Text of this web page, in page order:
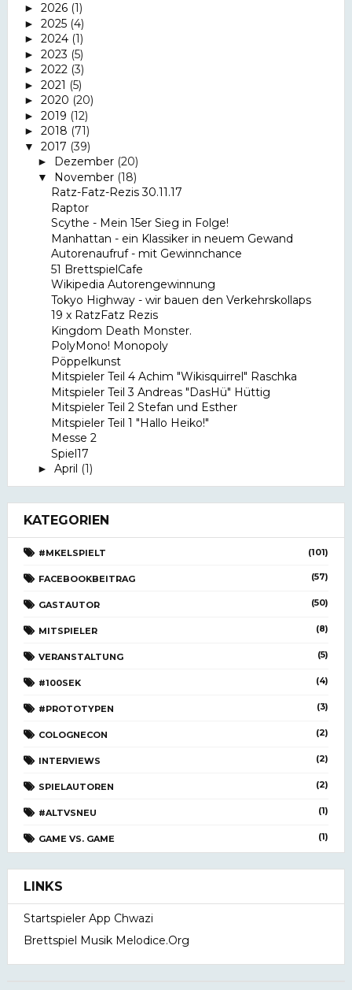
► 2026 (1)
► 2025 (4)
► 2024 (1)
► 2023 (5)
► 2022 (3)
► 2021 (5)
► 2020 (20)
► 2019 (12)
► 2018 (71)
▼ 2017 (39)
► Dezember (20)
▼ November (18)
Ratz-Fatz-Rezis 30.11.17
Raptor
Scythe - Mein 15er Sieg in Folge!
Manhattan - ein Klassiker in neuem Gewand
Autorenaufruf - mit Gewinnchance
51 BrettspielCafe
Wikipedia Autorengewinnung
Tokyo Highway - wir bauen den Verkehrskollaps
19 x RatzFatz Rezis
Kingdom Death Monster.
PolyMono! Monopoly
Pöppelkunst
Mitspieler Teil 4 Achim "Wikisquirrel" Raschka
Mitspieler Teil 3 Andreas "DasHü" Hüttig
Mitspieler Teil 2 Stefan und Esther
Mitspieler Teil 1 "Hallo Heiko!"
Messe 2
Spiel17
► April (1)
KATEGORIEN
#MKELSPIELT (101)
FACEBOOKBEITRAG (57)
GASTAUTOR (50)
MITSPIELER (8)
VERANSTALTUNG (5)
#100SEK (4)
#PROTOTYPEN (3)
COLOGNECON (2)
INTERVIEWS (2)
SPIELAUTOREN (2)
#ALTVSNEU (1)
GAME VS. GAME (1)
LINKS
Startspieler App Chwazi
Brettspiel Musik Melodice.org